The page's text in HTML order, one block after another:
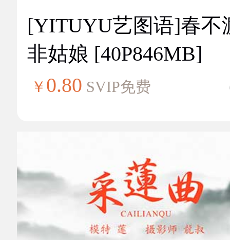
[YITUYU艺图语]春不
非姑娘 [40P846MB]
￥ 0.80 SVIP免费